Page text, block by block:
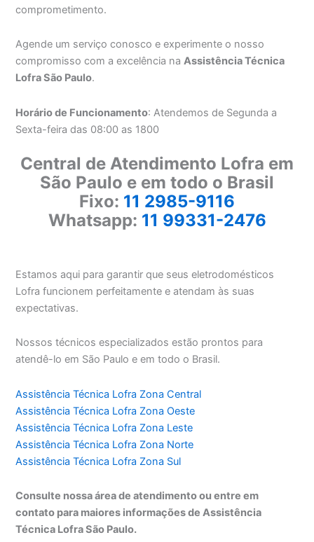
comprometimento.
Agende um serviço conosco e experimente o nosso
compromisso com a excelência naAssistência Técnica
Lofra São Paulo.
Horário de Funcionamento: Atendemos de Segunda a
Sexta-feira das 08:00 as 1800
Central de Atendimento Lofra em
São Paulo e em todo o Brasil
Fixo: 11 2985-9116
Whatsapp: 11 99331-2476
Estamos aqui para garantir que seus eletrodomésticos
Lofra funcionem perfeitamente e atendam às suas
expectativas.
Nossos técnicos especializados estão prontos para
atendê-lo em São Paulo e em todo o Brasil.
Assistência Técnica Lofra Zona Central
Assistência Técnica Lofra Zona Oeste
Assistência Técnica Lofra Zona Leste
Assistência Técnica Lofra Zona Norte
Assistência Técnica Lofra Zona Sul
Consulte nossa área de atendimento ou entre em
contato para maiores informações de Assistência
Técnica Lofra São Paulo.